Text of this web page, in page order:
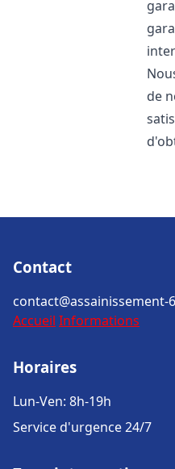
de
Contact
contact@assainissement-
Accueil Informations
Horaires
Lun-Ven: 8h-19h
Service d'urgence 24/7